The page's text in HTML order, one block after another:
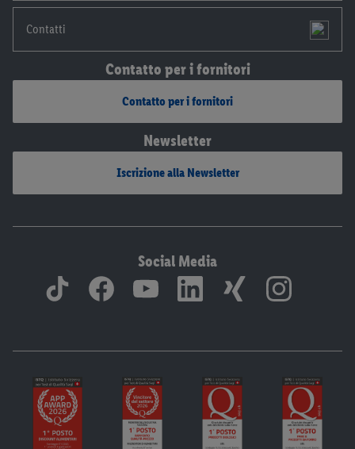
Contatti
Contatto per i fornitori
Contatto per i fornitori
Newsletter
Iscrizione alla Newsletter
Social Media